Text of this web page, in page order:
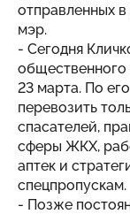
отправленных
мэр.
- Сегодня
общественного
23 марта. По
перевозить
спасателей,
сферы ЖКХ,
аптек и
спецпропускам.
- Позже